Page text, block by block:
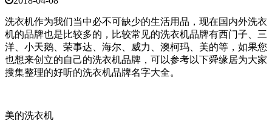
洗衣机作为我们当中必不可缺少的生活用品，现在国内外洗衣
机的品牌也是比较多的，比较常见的洗衣机品牌有西门子、三
洋、小天鹅、荣事达、海尔、威力、澳柯玛、美的等，如果您
也想来创立的自己的洗衣机品牌，可以参考以下舜缘居为大家
搜集整理的好听的洗衣机品牌名字大全。
美的洗衣机